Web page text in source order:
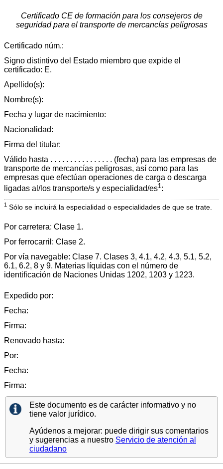
Certificado CE de formación para los consejeros de
seguridad para el transporte de mercancías peligrosas
Certificado núm.:
Signo distintivo del Estado miembro que expide el
certificado: E.
Apellido(s):
Nombre(s):
Fecha y lugar de nacimiento:
Nacionalidad:
Firma del titular:
Válido hasta . . . . . . . . . . . . . . . . (fecha) para las empresas de
transporte de mercancías peligrosas, así como para las
empresas que efectúan operaciones de carga o descarga
ligadas al/los transporte/s y especialidad/es1 :
1 Sólo se incluirá la especialidad o especialidades de que se trate.
Por carretera: Clase 1.
Por ferrocarril: Clase 2.
Por vía navegable: Clase 7. Clases 3, 4.1, 4.2, 4.3, 5.1, 5.2,
6.1, 6.2, 8 y 9. Materias líquidas con el número de
identificación de Naciones Unidas 1202, 1203 y 1223.
Expedido por:
Fecha:
Firma:
Renovado hasta:
Por:
Fecha:
Firma:
Este documento es de carácter informativo y no
tiene valor jurídico.
Ayúdenos a mejorar: puede dirigir sus comentarios
y sugerencias a nuestro Servicio de atención al
ciudadano